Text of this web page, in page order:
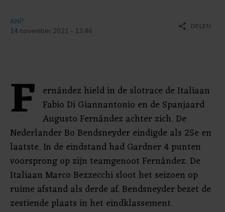
ANP
14 november 2021 - 13:46
share DELEN
F ernández hield in de slotrace de Italiaan
Fabio Di Giannantonio en de Spanjaard
Augusto Fernández achter zich. De
Nederlander Bo Bendsneyder eindigde als 25e en
laatste. In de eindstand had Gardner 4 punten
voorsprong op zijn teamgenoot Fernández. De
Italiaan Marco Bezzecchi sloot het seizoen op
ruime afstand als derde af. Bendsneyder bezet de
zestiende plaats in het eindklassement.